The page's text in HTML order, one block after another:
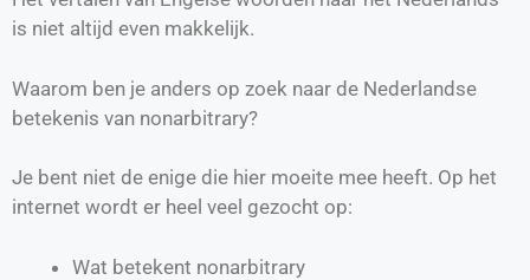
is niet altijd even makkelijk.
Waarom ben je anders op zoek naar de Nederlandse
betekenis van nonarbitrary?
Je bent niet de enige die hier moeite mee heeft. Op het
internet wordt er heel veel gezocht op:
Wat betekent nonarbitrary